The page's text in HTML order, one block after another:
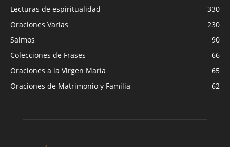
Lecturas de espiritualidad
330
Oraciones Varias
230
Salmos
90
Colecciones de Frases
66
Oraciones a la Virgen María
65
Oraciones de Matrimonio y Familia
62